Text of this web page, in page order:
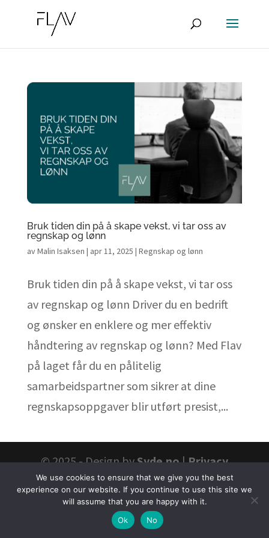
Bruk tiden din på å skape vekst, vi tar oss av
regnskap og lønn
avMalin Isaksen | apr 11, 2025 | Regnskap og lønn
Bruk tiden din på å skape vekst, vi tar oss
av regnskap og lønn Driver du en bedrift
og ønsker en enklere og mer effektiv
håndtering av regnskap og lønn? Med Flav
på laget får du en pålitelig
samarbeidspartner som sikrer at dine
regnskapsoppgaver blir utført presist,...
© 2025 - Design bySyde.no|Privacy
Policy
We use cookies to ensure that we give you the best
experience on our website. If you continue to use this site we
will assume that you are happy with it.
Ok
No